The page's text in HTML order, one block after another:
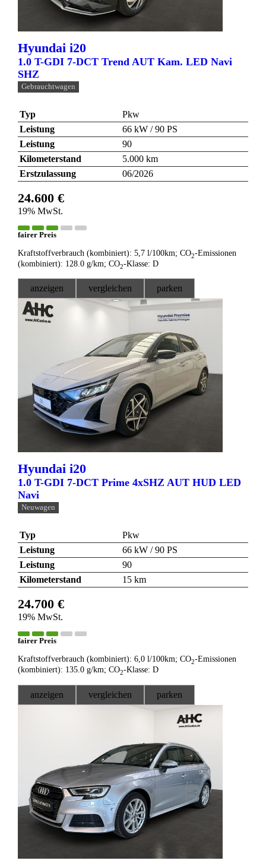
Hyundai i20
1.0 T-GDI 7-DCT Trend AUT Kam. LED Navi
SHZ
Gebrauchtwagen
Typ
Pkw
Leistung
66 kW / 90 PS
Leistung
90
Kilometerstand
5.000 km
Erstzulassung
06/2026
24.600 €
19% MwSt.
fairer Preis
Kraftstoffverbrauch (kombiniert): 5,7 l/100km; CO2-Emissionen
(kombiniert): 128.0 g/km; CO2-Klasse: D
anzeigen vergleichen parken
Hyundai i20
1.0 T-GDI 7-DCT Prime 4xSHZ AUT HUD LED
Navi
Neuwagen
Typ
Pkw
Leistung
66 kW / 90 PS
Leistung
90
Kilometerstand
15 km
24.700 €
19% MwSt.
fairer Preis
Kraftstoffverbrauch (kombiniert): 6,0 l/100km; CO2-Emissionen
(kombiniert): 135.0 g/km; CO2-Klasse: D
anzeigen vergleichen parken